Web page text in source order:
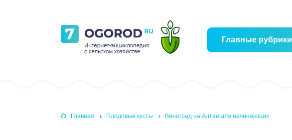
Главные рубрики
Главная Плодовые кусты Виноград на Алтае для начинающих